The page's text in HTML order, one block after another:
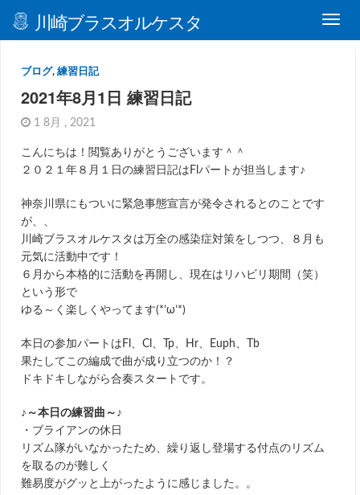
川崎ブラスオルケスタ
ブログ, 練習日記
2021年8月1日 練習日記
1 8月 , 2021
こんにちは！閲覧ありがとうございます＾＾
２０２１年８月１日の練習日記はFlパートが担当します♪
神奈川県にもついに緊急事態宣言が発令されるとのことです
が、、
川崎ブラスオルケスタは万全の感染症対策をしつつ、８月も
元気に活動中です！
６月から本格的に活動を再開し、現在はリハビリ期間（笑）
という形で
ゆる～く楽しくやってます(*’ω’*)
本日の参加パートはFl、Cl、Tp、Hr、Euph、Tb
果たしてこの編成で曲が成り立つのか！？
ドキドキしながら合奏スタートです。
♪～本日の練習曲～♪
・ブライアンの休日
リズム隊がいなかったため、繰り返し登場する付点のリズム
を取るのが難しく
難易度がグッと上がったように感じました。。